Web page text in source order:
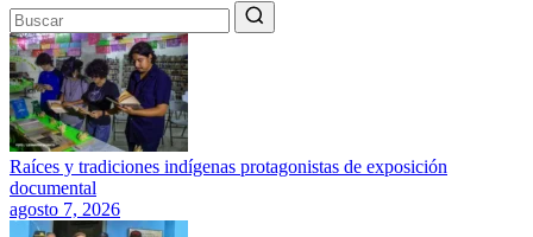
Raíces y tradiciones indígenas protagonistas de exposición
documental
agosto 7, 2026